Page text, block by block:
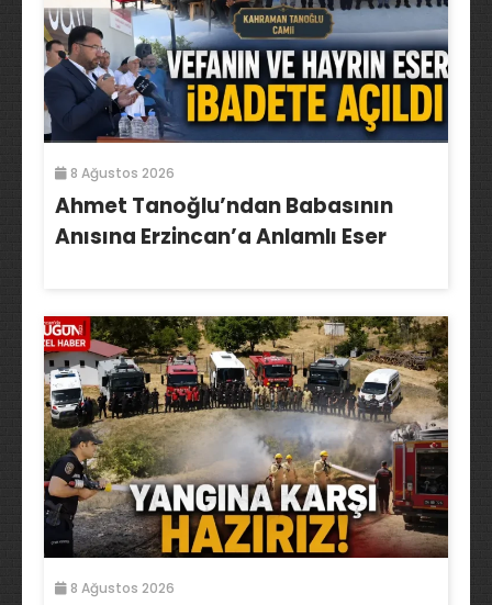
8 Ağustos 2026
Ahmet Tanoğlu’ndan Babasının
Anısına Erzincan’a Anlamlı Eser
8 Ağustos 2026